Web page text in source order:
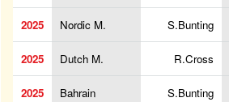
2025 Nordic M. S.Bunting
2025 Dutch M. R.Cross
2025 Bahrain S.Bunting